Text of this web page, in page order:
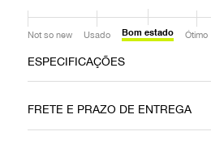
Not so new Usado Bom estado Ótimo
ESPECIFICAÇÕES
Brasília Metal
FRETE E PRAZO DE ENTREGA